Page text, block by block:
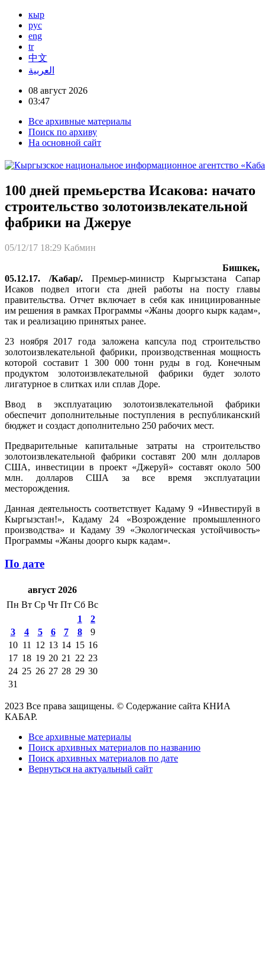
кыр
рус
eng
tr
中文
العربية
08 август 2026
03:47
Все архивные материалы
Поиск по архиву
На основной сайт
100 дней премьерства Исакова: начато
строительство золотоизвлекательной
фабрики на Джеруе
05/12/17 18:29 Кабмин
Бишкек,
05.12.17. /Кабар/.Премьер-министр Кыргызстана Сапар
Исаков подвел итоги ста дней работы на посту главы
правительства. Отчет включает в себя как инициированные
им решения в рамках Программы «Жаны доорго кырк кадам»,
так и реализацию принятых ранее.
23 ноября 2017 года заложена капсула под строительство
золотоизвлекательной фабрики, производственная мощность
которой составит 1 300 000 тонн руды в год. Конечным
продуктом золотоизвлекательной фабрики будет золото
лигатурное в слитках или сплав Доре.
Ввод в эксплуатацию золотоизвлекательной фабрики
обеспечит дополнительные поступления в республиканский
бюджет и создаст дополнительно 250 рабочих мест.
Предварительные капитальные затраты на строительство
золотоизвлекательной фабрики составят 200 млн долларов
США, инвестиции в проект «Джеруй» составят около 500
млн. долларов США за все время эксплуатации
месторождения.
Данная деятельность соответствует Кадаму 9 «Инвестируй в
Кыргызстан!», Кадаму 24 «Возрождение промышленного
производства» и Кадаму 39 «Экологическая устойчивость»
Программы «Жаны доорго кырк кадам».
По дате
август 2026
Пн Вт Ср Чт Пт Сб Вс
1
2
3
4 5 6 7 8
9
10 11 12 13 14 15 16
17 18 19 20 21 22 23
24 25 26 27 28 29 30
31
2023 Все права защищены. © Содержание сайта КНИА
КАБАР.
Все архивные материалы
Поиск архивных материалов по названию
Поиск архивных материалов по дате
Вернуться на актуальный сайт